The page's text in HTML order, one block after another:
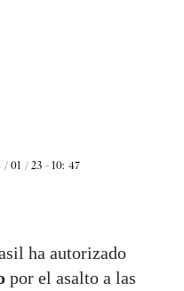
/ 01 / 23 - 10: 47
ha autorizado
por el asalto a las